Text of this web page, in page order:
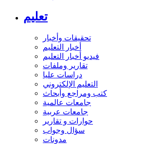
تعليم
تحقيقات وأخبار
أخبار التعليم
فيديو أخبار التعليم
تقارير وملفات
دراسات عليا
التعليم الإلكتروني
كتب ومراجع وأبحاث
جامعات عالمية
جامعات عربية
حوارات و تقارير
سؤال وجواب
مدونات